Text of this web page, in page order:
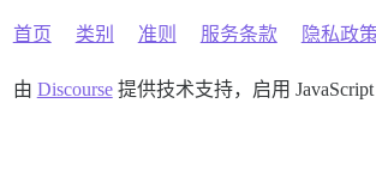
首页 类别 准则 服务条款 隐私政策
由 Discourse提供技术支持，启用